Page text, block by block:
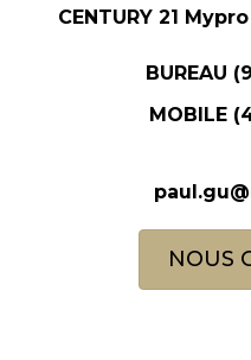
CENTURY 21
BUREAU
MOBILE
NOUS